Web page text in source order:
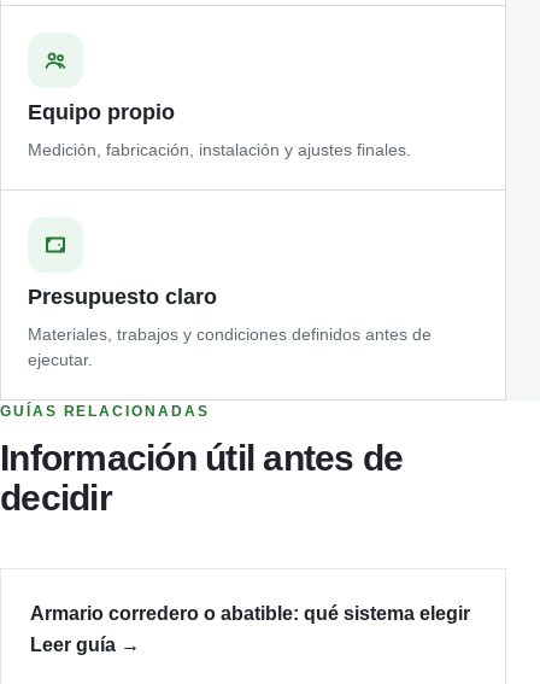
Equipo propio
Medición, fabricación, instalación y ajustes finales.
Presupuesto claro
Materiales, trabajos y condiciones definidos antes de
ejecutar.
GUÍAS RELACIONADAS
Información útil antes de
decidir
Armario corredero o abatible: qué sistema elegir
Leer guía →